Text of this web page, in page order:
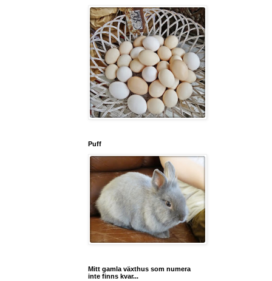
Puff
Mitt gamla växthus som numera
inte finns kvar...